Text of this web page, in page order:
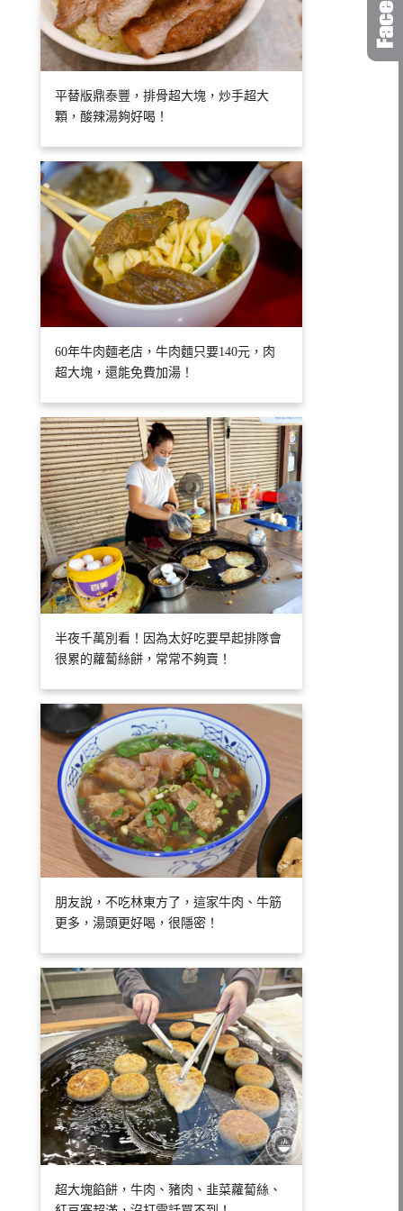
平替版鼎泰豐，排骨超大塊，炒手超大
顆，酸辣湯夠好喝！
60年牛肉麵老店，牛肉麵只要140元，肉
超大塊，還能免費加湯！
半夜千萬別看！因為太好吃要早起排隊會
很累的蘿蔔絲餅，常常不夠賣！
朋友說，不吃林東方了，這家牛肉、牛筋
更多，湯頭更好喝，很隱密！
超大塊餡餅，牛肉、豬肉、韭菜蘿蔔絲、